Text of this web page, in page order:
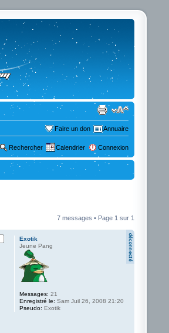
Faire un don Annuaire
Rechercher Calendrier Connexion
7 messages • Page 1 sur 1
Exotik
Jeune Pang
Messages: 21
Enregistré le: Sam Juil 26, 2008 21:20
Pseudo: Exotik